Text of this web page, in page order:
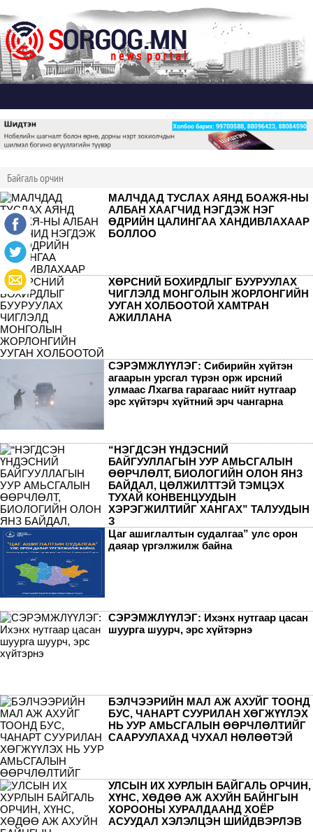
Байгаль орчин
МАЛЧДАД ТУСЛАХ АЯНД БОАЖЯ-НЫ
АЛБАН ХААГЧИД НЭГДЭЖ НЭГ
ӨДРИЙН ЦАЛИНГАА ХАНДИВЛАХААР
БОЛЛОО
ХӨРСНИЙ БОХИРДЛЫГ БУУРУУЛАХ
ЧИГЛЭЛД МОНГОЛЫН ЖОРЛОНГИЙН
УУГАН ХОЛБООТОЙ ХАМТРАН
АЖИЛЛАНА
СЭРЭМЖЛҮҮЛЭГ: Сибирийн хүйтэн
агаарын урсгал түрэн орж ирсний
улмаас Лхагва гарагаас нийт нутгаар
эрс хүйтэрч хүйтний эрч чангарна
“НЭГДСЭН ҮНДЭСНИЙ
БАЙГУУЛЛАГЫН УУР АМЬСГАЛЫН
ӨӨРЧЛӨЛТ, БИОЛОГИЙН ОЛОН ЯНЗ
БАЙДАЛ, ЦӨЛЖИЛТТЭЙ ТЭМЦЭХ
ТУХАЙ КОНВЕНЦУУДЫН
ХЭРЭГЖИЛТИЙГ ХАНГАХ” ТАЛУУДЫН
З
Цаг ашиглалтын судалгаа” улс орон
даяар үргэлжилж байна
СЭРЭМЖЛҮҮЛЭГ: Ихэнх нутгаар цасан
шуурга шуурч, эрс хүйтэрнэ
БЭЛЧЭЭРИЙН МАЛ АЖ АХУЙГ ТООНД
БУС, ЧАНАРТ СУУРИЛАН ХӨГЖҮҮЛЭХ
НЬ УУР АМЬСГАЛЫН ӨӨРЧЛӨЛТИЙГ
СААРУУЛАХАД ЧУХАЛ НӨЛӨӨТЭЙ
УЛСЫН ИХ ХУРЛЫН БАЙГАЛЬ ОРЧИН,
ХҮНС, ХӨДӨӨ АЖ АХУЙН БАЙНГЫН
ХОРООНЫ ХУРАЛДААНД ХОЁР
АСУУДАЛ ХЭЛЭЛЦЭН ШИЙДВЭРЛЭВ